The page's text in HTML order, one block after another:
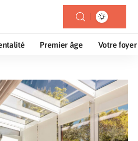
Premier âge Votre foyer